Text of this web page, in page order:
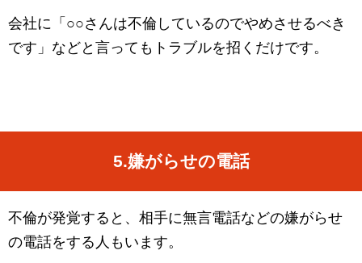
会社に「○○さんは不倫しているのでやめさせるべき
です」などと言ってもトラブルを招くだけです。
5.嫌がらせの電話
不倫が発覚すると、相手に無言電話などの嫌がらせ
の電話をする人もいます。